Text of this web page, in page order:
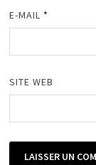
E-MAIL *
SITE WEB